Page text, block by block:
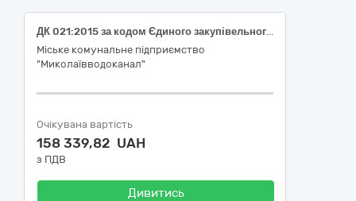
ДК 021:2015 за кодом Єдиного закупівельного словника (CPV): 38554000-3 Лічильники електроенергії
Міське комунальне підприємство
"Миколаївводоканал"
Очікувана вартість
158 339,82 UAH
з ПДВ
Дивитись